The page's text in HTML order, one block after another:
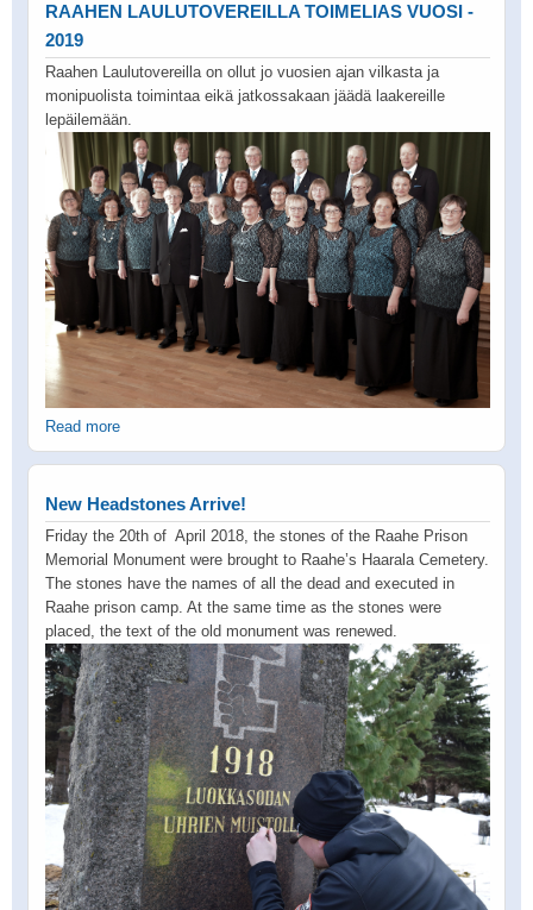
RAAHEN LAULUTOVEREILLA TOIMELIAS VUOSI -
2019
Raahen Laulutovereilla on ollut jo vuosien ajan vilkasta ja
monipuolista toimintaa eikä jatkossakaan jäädä laakereille
lepäilemään.
Read more
New Headstones Arrive!
Friday the 20th of April 2018, the stones of the Raahe Prison
Memorial Monument were brought to Raahe’s Haarala Cemetery.
The stones have the names of all the dead and executed in
Raahe prison camp. At the same time as the stones were
placed, the text of the old monument was renewed.